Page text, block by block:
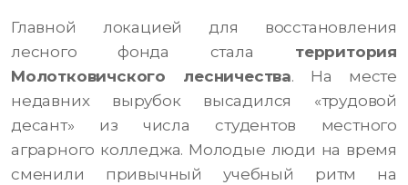
Главной локацией для восстановления
лесного фонда стала территория
Молотковичского лесничества. На месте
недавних вырубок высадился «трудовой
десант» из числа студентов местного
аграрного колледжа. Молодые люди на время
сменили привычный учебный ритм на